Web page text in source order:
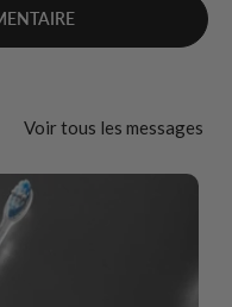
Voir tous les messages